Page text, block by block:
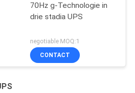
70Hz g-Technologie in
drie stadia UPS
negotiable MOQ:1
CONTACT